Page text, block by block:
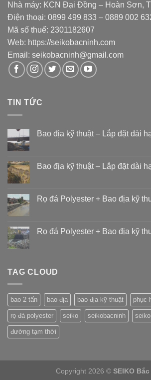
Nhà máy: KCN Đại Đồng – Hoàn Sơn,
Điện thoại: 0899 499 833 – 0889 002
Mã số thuế: 2301182607
Web: https://seikobacninh.com
Email: seikobacninh@gmail.com
TIN TỨC
Bao địa kỹ thuật – Lắp đặt dài
Bao địa kỹ thuật – Lắp đặt dài
Rọ đá Polyester + Bao địa kỹ
Rọ đá Polyester + Bao địa kỹ
TAG CLOUD
bao 2 tấn bao địa bao địa kỹ thuật phục
rọ đá polyester seiko seikobacninh
đường tạm thời
Copyright 2026 © SEIKO